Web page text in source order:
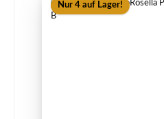
Nur 4 auf Lager!